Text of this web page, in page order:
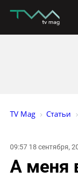
TV Mag Статьи
09:57 18 сентября,
А меня